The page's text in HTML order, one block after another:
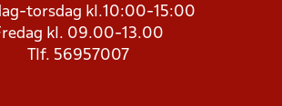
torsdag kl.10:00-15:00
kl. 09.00-13.00
Tlf. 56957007